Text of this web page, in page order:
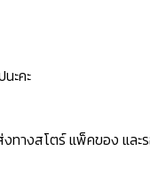
ะคะ
ทางสโตร์ แพ็คของ แล